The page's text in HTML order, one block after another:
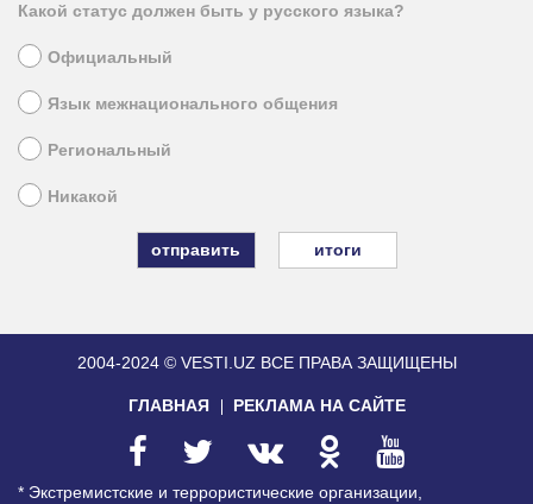
Какой статус должен быть у русского языка?
Официальный
Язык межнационального общения
Региональный
Никакой
итоги
2004-2024 © VESTI.UZ ВСЕ ПРАВА ЗАЩИЩЕНЫ
ГЛАВНАЯ РЕКЛАМА НА САЙТЕ
* Экстремистские и террористические организации,